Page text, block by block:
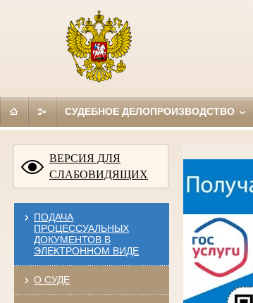
СУДЕБНОЕ ДЕЛОПРОИЗВОДСТВО
ВЕРСИЯ ДЛЯ
СЛАБОВИДЯЩИХ
ПОДАЧА
ПРОЦЕССУАЛЬНЫХ
ДОКУМЕНТОВ В
ЭЛЕКТРОННОМ ВИДЕ
О СУДЕ